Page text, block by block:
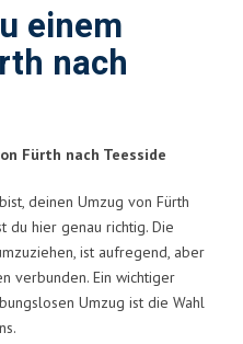
einem
nach
Fürth nach Teesside
deinen Umzug von Fürth
du hier genau richtig. Die
ist aufregend, aber
verbunden. Ein wichtiger
Umzug ist die Wahl